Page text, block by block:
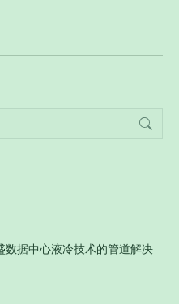
数据中心液冷技术的管道解决